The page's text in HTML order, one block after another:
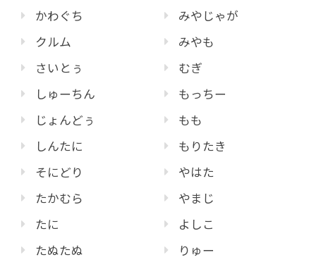
かわぐち
クルム
さいとぅ
しゅーちん
じょんどぅ
しんたに
そにどり
たかむら
たに
たぬたぬ
みやじゃが
みやも
むぎ
もっちー
もも
もりたき
やはた
やまじ
よしこ
りゅー